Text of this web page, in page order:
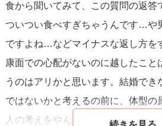
英語や中国語がビジネスレベルで
昇給できる可能性は上がります。
「お給料が上がるのになぜやらな
うなもの。
勉強すればいいだけ、健康的な食
け…それは「出来る側」からの意見
食から聞いてみて、この質問の返答
ついつい食べすぎちゃうんです…や
ですよね…などマイナスな返し方を
康面での心配がないのに越したこ
うのはアリかと思います。結婚でき
ではないかと考えるの前に、体型の
人の考えをやんわりと聞くことをお